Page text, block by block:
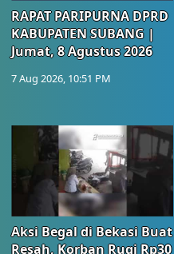
RAPAT PARIPURNA DPRD
KABUPATEN SUBANG |
Jumat, 8 Agustus 2026
7 Aug 2026, 10:51 PM
Aksi Begal di Bekasi Buat
Resah, Korban Rugi Rp30